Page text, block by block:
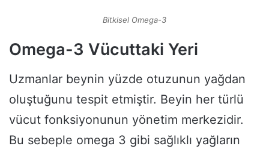
Bitkisel Omega-3
Omega-3 Vücuttaki Yeri
Uzmanlar beynin yüzde otuzunun yağdan
oluştuğunu tespit etmiştir. Beyin her türlü
vücut fonksiyonunun yönetim merkezidir.
Bu sebeple omega 3 gibi sağlıklı yağların